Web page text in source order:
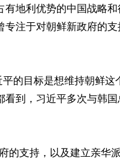
地利优势的中国战略
注于对朝鲜新政府的
平的目标是想维持朝鲜这
到，习近平多次与韩
的支持，以及建立亲华